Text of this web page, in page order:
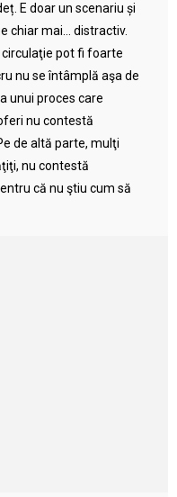
E doar un scenariu și
chiar mai… distractiv.
pot fi foarte
nu se întâmplă aşa de
unui proces care
nu contestă
de altă parte, mulţi
nu contestă
că nu ştiu cum să